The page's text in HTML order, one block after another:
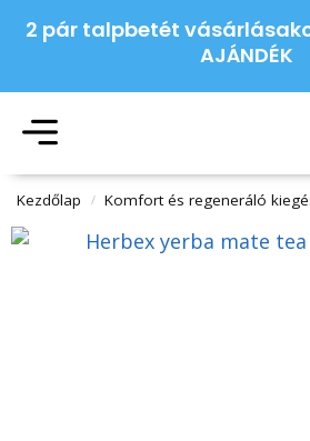
2 pár talpbetét
AJÁNDÉK
Kezdőlap / Komfort és regeneráló